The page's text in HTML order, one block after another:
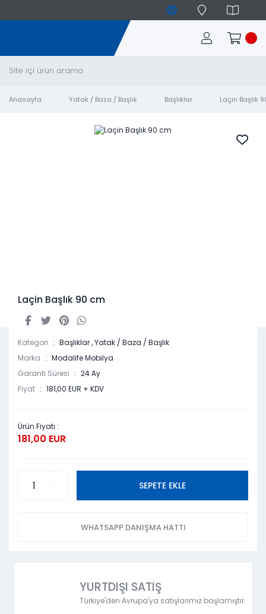
Anasayfa Yatak / Baza / Başlık Başlıklar Laçin Başlık
Laçin Başlık 90 cm
Kategori Başlıklar,Yatak / Baza / Başlık
Marka
Modalife Mobilya
Garanti Süresi
24 Ay
Fiyat
181,00 EUR + KDV
Ürün Fiyatı :
181,00 EUR
SEPETE EKLE
WHATSAPP DANIŞMA HATTI
YURTDIŞI SATIŞ
Türkiye'den Avrupa'ya satışlarımız başlamıştır.